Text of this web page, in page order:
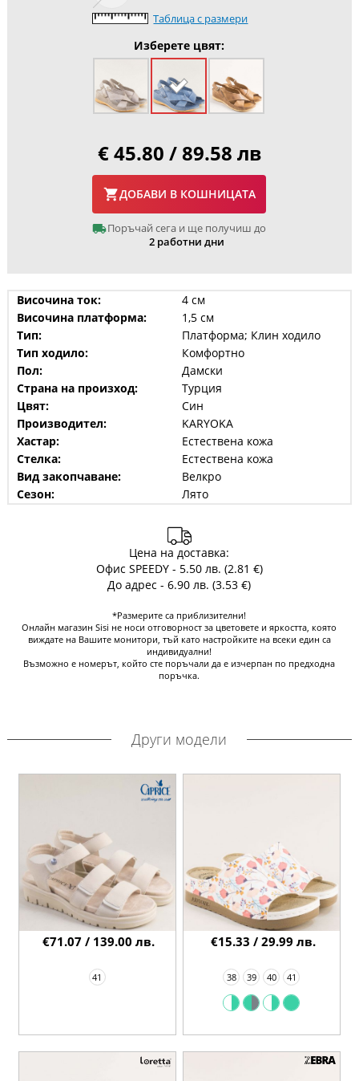
Таблица с размери
Изберете цвят:
€ 45.80 / 89.58 лв
ДОБАВИ В КОШНИЦАТА
Поръчай сега и ще получиш до
2 работни дни
Височина ток:
4 см
Височина платформа:
1,5 см
Тип:
Платформа; Клин ходило
Тип ходило:
Комфортно
Пол:
Дамски
Страна на произход:
Турция
Цвят:
Син
Производител:
KARYOKA
Хастар:
Естествена кожа
Стелка:
Естествена кожа
Вид закопчаване:
Велкро
Сезон:
Лято
Цена на доставка:
Офис SPEEDY - 5.50 лв. (2.81 €)
До адрес - 6.90 лв. (3.53 €)
*Размерите са приблизителни!
Онлайн магазин Sisi не носи отговорност за цветовете и яркостта, която
виждате на Вашите монитори, тъй като настройките на всеки един са
индивидуални!
Възможно е номерът, който сте поръчали да е изчерпан по предходна
поръчка.
Други модели
41
€71.07 / 139.00 лв.
38 39 40 41
€15.33 / 29.99 лв.